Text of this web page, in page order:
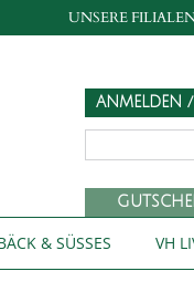
UNSERE
ANMELDEN
& SÜSSES VH